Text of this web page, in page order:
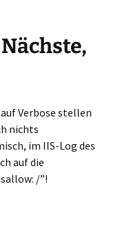
Verbose stellen
nichts
im IIS-Log des
auf die
/”!